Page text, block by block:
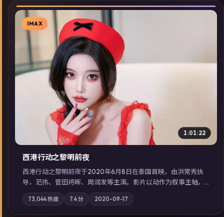
▶
IMAX
1:01:22
西港行动之黎明前夜
西港行动之黎明前夜于2020年6月8日在泰国首映，由洪常秀执
导，范伟、菅田将晖、周润发等主演。影片以动作为叙事主轴，
亲情与职责必须在倒计时结束前做出抉择；摄影与配乐强化地域
气质；站内亦可通过「国产免费观看高清电视剧在线看」延展检
索同类型高分佳作，畅享高清在线追剧体验。
73,044热度 7.4分 2020-09-17